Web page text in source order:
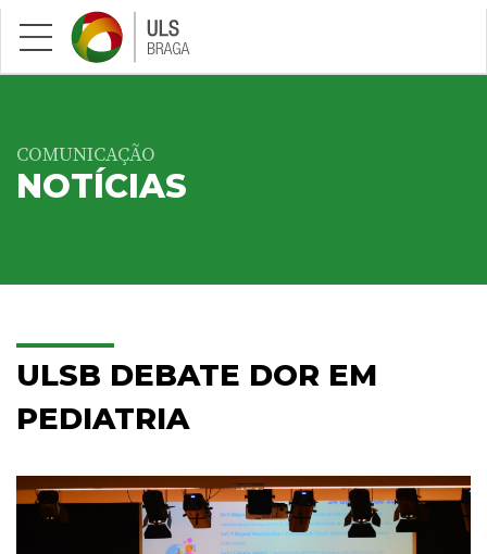
Saltar para conteúdo principal
COMUNICAÇÃO
NOTÍCIAS
ULSB DEBATE DOR EM
PEDIATRIA